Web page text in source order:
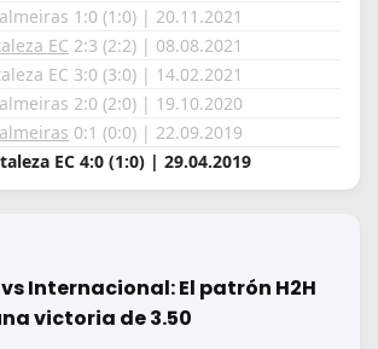
1:0 (1:0) | 20.11.2021
EC 2:3 (2:2) | 08.08.2021
EC 3:0 (3:0) | 14.02.2021
2:0 (2:0) | 19.10.2020
0:1 (0:0) | 22.09.2019
EC 4:0 (1:0) | 29.04.2019
Internacional: El patrón H2H
victoria de 3.50